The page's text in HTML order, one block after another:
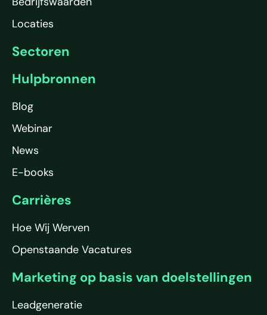
Locaties
Sectoren
Hulpbronnen
Blog
Webinar
News
E-books
Carrières
Hoe Wij Werven
Openstaande Vacatures
Marketing op basis van doelstellingen
Leadgeneratie